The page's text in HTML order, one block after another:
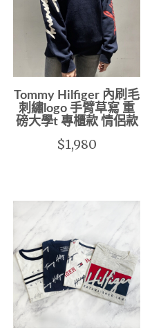
Tommy Hilfiger 內刷毛
刺繡logo 手臂草寫 重
磅大學t 專櫃款 情侶款
$1,980